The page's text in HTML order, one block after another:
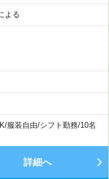
よる
/服装自由/シフト勤務/10名
詳細へ